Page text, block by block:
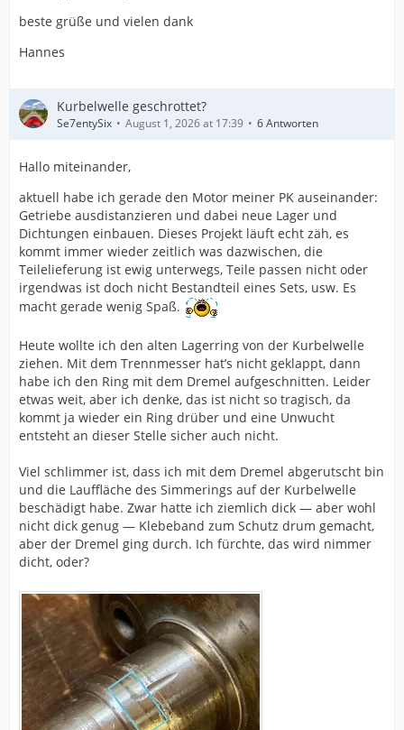
beste grüße und vielen dank
Hannes
Kurbelwelle geschrottet?
Se7entySix August 1, 2026 at 17:39 6 Antworten
Hallo miteinander,
aktuell habe ich gerade den Motor meiner PK auseinander:
Getriebe ausdistanzieren und dabei neue Lager und
Dichtungen einbauen. Dieses Projekt läuft echt zäh, es
kommt immer wieder zeitlich was dazwischen, die
Teilelieferung ist ewig unterwegs, Teile passen nicht oder
irgendwas ist doch nicht Bestandteil eines Sets, usw. Es
macht gerade wenig Spaß.
Heute wollte ich den alten Lagerring von der Kurbelwelle
ziehen. Mit dem Trennmesser hat’s nicht geklappt, dann
habe ich den Ring mit dem Dremel aufgeschnitten. Leider
etwas weit, aber ich denke, das ist nicht so tragisch, da
kommt ja wieder ein Ring drüber und eine Unwucht
entsteht an dieser Stelle sicher auch nicht.
Viel schlimmer ist, dass ich mit dem Dremel abgerutscht bin
und die Lauffläche des Simmerings auf der Kurbelwelle
beschädigt habe. Zwar hatte ich ziemlich dick — aber wohl
nicht dick genug — Klebeband zum Schutz drum gemacht,
aber der Dremel ging durch. Ich fürchte, das wird nimmer
dicht, oder?